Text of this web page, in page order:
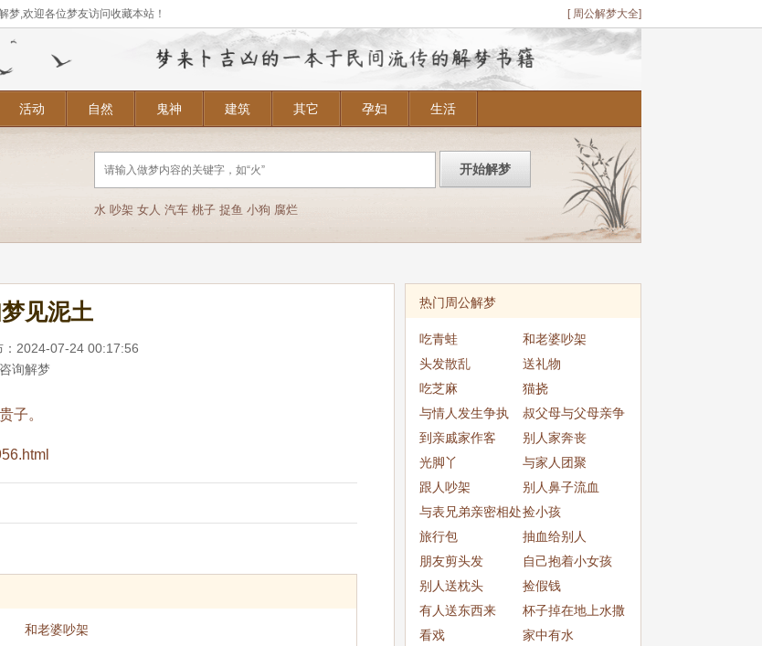
梦,欢迎各位梦友访问收藏本站！ [ 周公解梦大全]
活动 自然 鬼神 建筑 其它 孕妇 生活
水 吵架 女人 汽车 桃子 捉鱼 小狗 腐烂
见泥土
：2024-07-24 00:17:56
咨询解梦
子。
和老婆吵架
热门周公解梦
吃青蛙
和老婆吵架
头发散乱
送礼物
吃芝麻
猫挠
与情人发生争执
叔父母与父母亲争
吵
到亲戚家作客
别人家奔丧
光脚丫
与家人团聚
跟人吵架
别人鼻子流血
与表兄弟亲密相处捡小孩
旅行包
抽血给别人
朋友剪头发
自己抱着小女孩
别人送枕头
捡假钱
有人送东西来
杯子掉在地上水撒
了一
看戏
家中有水